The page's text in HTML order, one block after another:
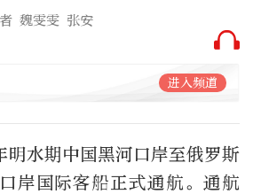
魏雯雯 张安
进入频道
水期中国黑河口岸至俄罗斯
岸国际客船正式通航。通航